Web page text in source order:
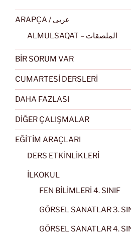
ARAPÇA / عربى
ALMULSAQAT – الملصقات
BİR SORUM VAR
CUMARTESİ DERSLERİ
DAHA FAZLASI
DİĞER ÇALIŞMALAR
EĞİTİM ARAÇLARI
DERS ETKİNLİKLERİ
İLKOKUL
FEN BİLİMLERİ 4. SINIF
GÖRSEL SANATLAR 3.
GÖRSEL SANATLAR 4.